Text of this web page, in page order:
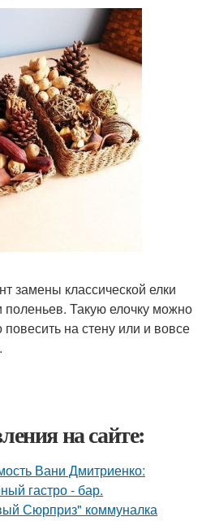
замены классической елки
поленьев. Такую елочку можно
на стену или и вовсе
на сайте:
Вани Дмитриенко:
гастро - бар.
Сюрприз" коммуналка